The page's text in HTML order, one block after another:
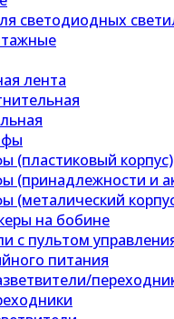
светодиодных
лента
(пластиковый корпус)
(принадлежности и
(металический
на бобине
с пультом
питания